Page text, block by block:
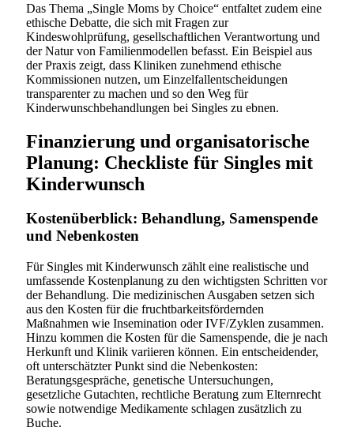
Das Thema „Single Moms by Choice“ entfaltet zudem eine
ethische Debatte, die sich mit Fragen zur
Kindeswohlprüfung, gesellschaftlichen Verantwortung und
der Natur von Familienmodellen befasst. Ein Beispiel aus
der Praxis zeigt, dass Kliniken zunehmend ethische
Kommissionen nutzen, um Einzelfallentscheidungen
transparenter zu machen und so den Weg für
Kinderwunschbehandlungen bei Singles zu ebnen.
Finanzierung und organisatorische
Planung: Checkliste für Singles mit
Kinderwunsch
Kostenüberblick: Behandlung, Samenspende
und Nebenkosten
Für Singles mit Kinderwunsch zählt eine realistische und
umfassende Kostenplanung zu den wichtigsten Schritten vor
der Behandlung. Die medizinischen Ausgaben setzen sich
aus den Kosten für die fruchtbarkeitsfördernden
Maßnahmen wie Insemination oder IVF/Zyklen zusammen.
Hinzu kommen die Kosten für die Samenspende, die je nach
Herkunft und Klinik variieren können. Ein entscheidender,
oft unterschätzter Punkt sind die Nebenkosten:
Beratungsgespräche, genetische Untersuchungen,
gesetzliche Gutachten, rechtliche Beratung zum Elternrecht
sowie notwendige Medikamente schlagen zusätzlich zu
Buche.